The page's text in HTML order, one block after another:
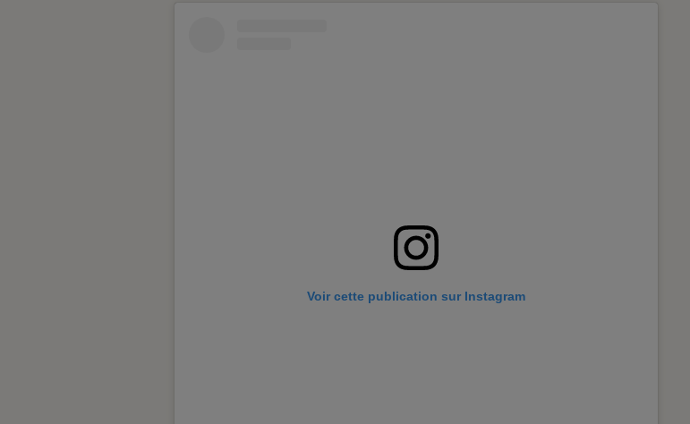
Voir cette publication sur Instagram